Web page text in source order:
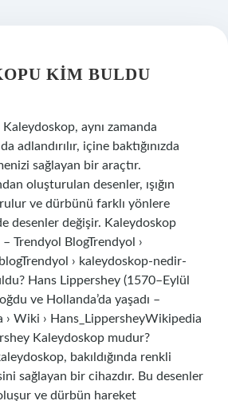
KIM BULDU
aynı zamanda
adlandırılır, içine baktığınızda
sağlayan bir araçtır.
oluşturulan desenler, ışığın
ve dürbünü farklı yönlere
desenler değişir. Kaleydoskop
Trendyol BlogTrendyol ›
› kaleydoskop-nedir-
Hans Lippershey (1570–Eylül
ve Hollanda’da yaşadı –
Wiki › Hans_LippersheyWikipedia
Kaleydoskop mudur?
bakıldığında renkli
sağlayan bir cihazdır. Bu desenler
oluşur ve dürbün hareket